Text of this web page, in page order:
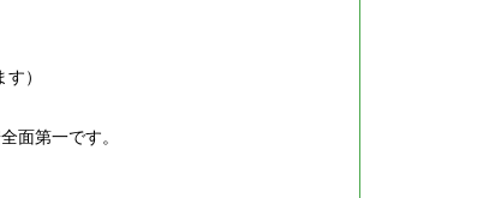
）
面第一です。